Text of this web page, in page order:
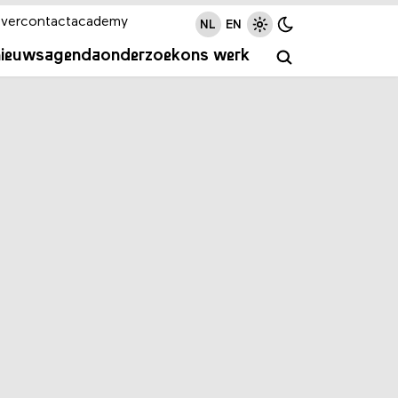
agendaonderzoekons werk
contactacademy NL EN